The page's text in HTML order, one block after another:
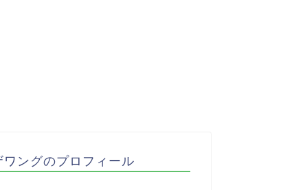
ワングのプロフィール